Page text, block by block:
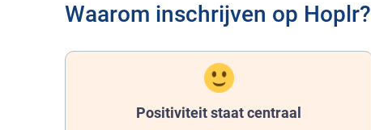
Waarom inschrijven op Hoplr?
Positiviteit staat centraal